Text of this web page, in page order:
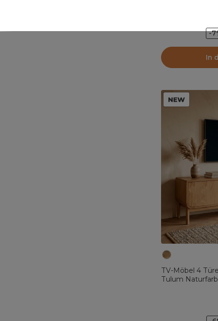
-
In
TV-Möbel 4
Tulum